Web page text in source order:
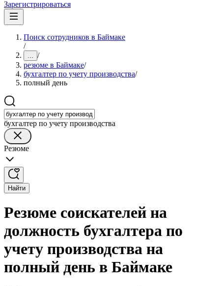
Зарегистрироваться
Поиск сотрудников в Баймаке
/
... /
резюме в Баймаке/
бухгалтер по учету производства/
полный день
бухгалтер по учету производства
Резюме
Найти
Резюме соискателей на
должность бухгалтера по
учету производства на
полный день в Баймаке